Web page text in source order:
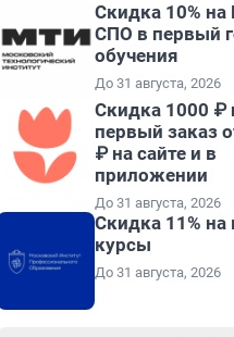
Скидка 10% на
СПО в первый
обучения
До 31 августа, 2026
Скидка 1000 ₽
первый заказ
₽ на сайте и в
приложении
До 31 августа, 2026
Скидка 11% на
курсы
До 31 августа, 2026